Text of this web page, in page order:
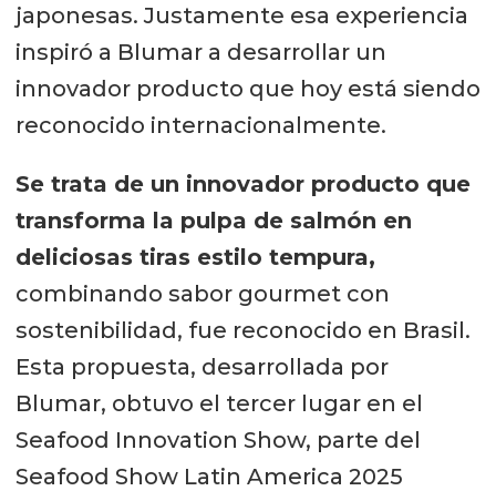
japonesas. Justamente esa experiencia
inspiró a Blumar a desarrollar un
innovador producto que hoy está siendo
reconocido internacionalmente.
Se trata de un innovador producto que
transforma la pulpa de salmón en
deliciosas tiras estilo tempura,
combinando sabor gourmet con
sostenibilidad, fue reconocido en Brasil.
Esta propuesta, desarrollada por
Blumar, obtuvo el tercer lugar en el
Seafood Innovation Show, parte del
Seafood Show Latin America 2025